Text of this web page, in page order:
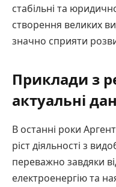
стабільні та
створення великих
значно сприяти
Приклади з
актуальні
В останні роки
ріст діяльності з
переважно завдяки
електроенергію та